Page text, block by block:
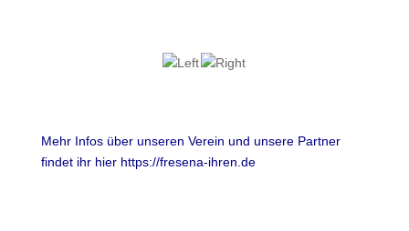
Mehr Infos über unseren Verein und unsere Partner
findet ihr hier https://fresena-ihren.de